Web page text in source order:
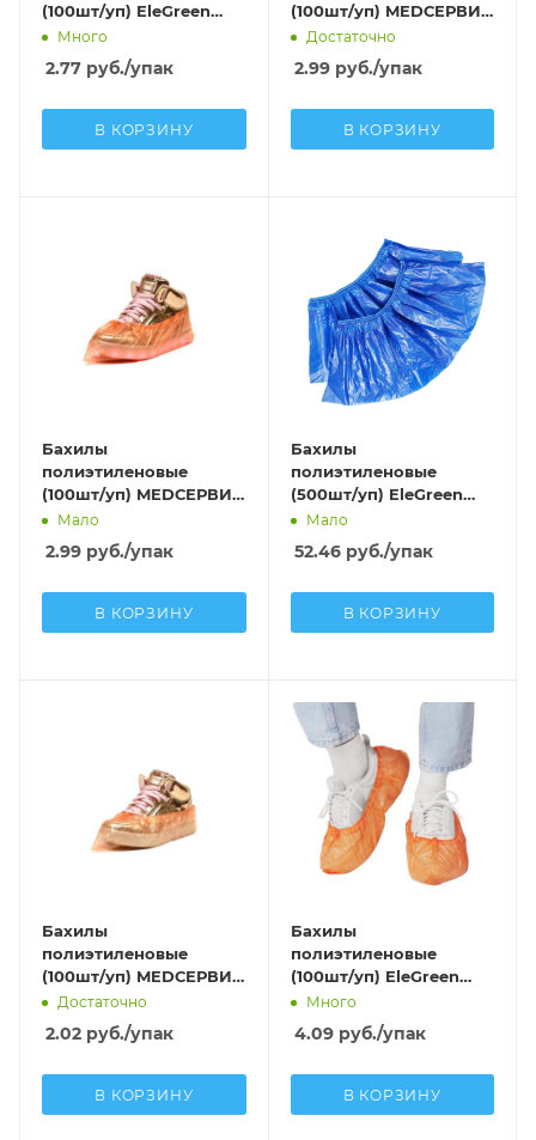
(100шт/уп) EleGreen
Стандарт Плюс ПНД
(2,6г; 8мкм) зеленый
Много
2.77 руб./упак
В КОРЗИНУ
(100шт/уп) MEDСЕРВИС
ЭКСТРА С ДВОЙНОЙ
РЕЗИНКОЙ ДЕТСКИЕ
(30мкм) зеленый
Достаточно
2.99руб./упак
В КОРЗИНУ
Бахилы
полиэтиленовые
(100шт/уп) MEDСЕРВИС
ЭКСТРА С ДВОЙНОЙ
РЕЗИНКОЙ ДЕТСКИЕ
(30мкм) оранжевый
Мало
2.99 руб./упак
В КОРЗИНУ
Бахилы
полиэтиленовые
(500шт/уп) EleGreen
STRONG ПНД (10,0г;
8/40мкм) синий в
евроблоке
Мало
52.46руб./упак
В КОРЗИНУ
Бахилы
полиэтиленовые
(100шт/уп) MEDСЕРВИС
СТАНДАРТ ДЕТСКИЕ
(20мкм) оранжевый
Достаточно
2.02 руб./упак
В КОРЗИНУ
Бахилы
полиэтиленовые
(100шт/уп) EleGreen
Экстра Плюс с
двойной резинкой
(3,7г; 15мкм)
Много
4.09руб./упак
В КОРЗИНУ